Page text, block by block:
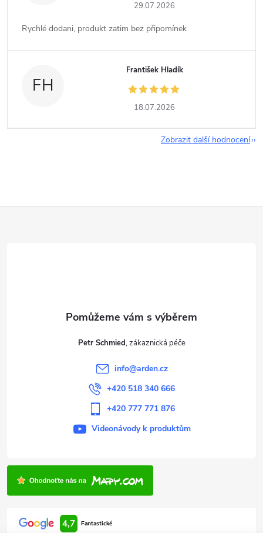
29.07.2026
Rychlé dodani, produkt zatim bez připomínek
FH
František Hladík
18.07.2026
Zobrazit další hodnocení
Petr Schmied
info@arden.cz
+420 518 340 666
+420 777 771 876
Videonávody k produktům
4,7 Fantastické